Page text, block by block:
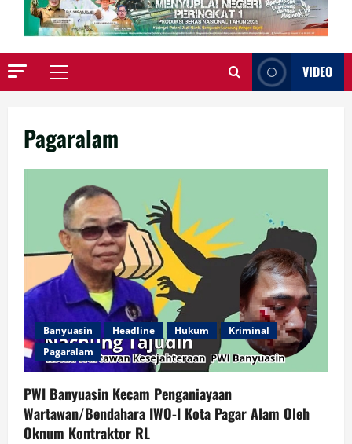
Primary
VIDEO
Pagaralam
Banyuasin Headline Hukum
Kriminal
Pagaralam
PWI Banyuasin Kecam Penganiayaan
Wartawan/Bendahara IWO-I Kota Pagar Alam Oleh
Oknum Kontraktor RL